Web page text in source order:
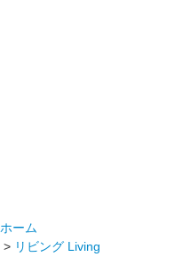
ホーム
> リビング Living